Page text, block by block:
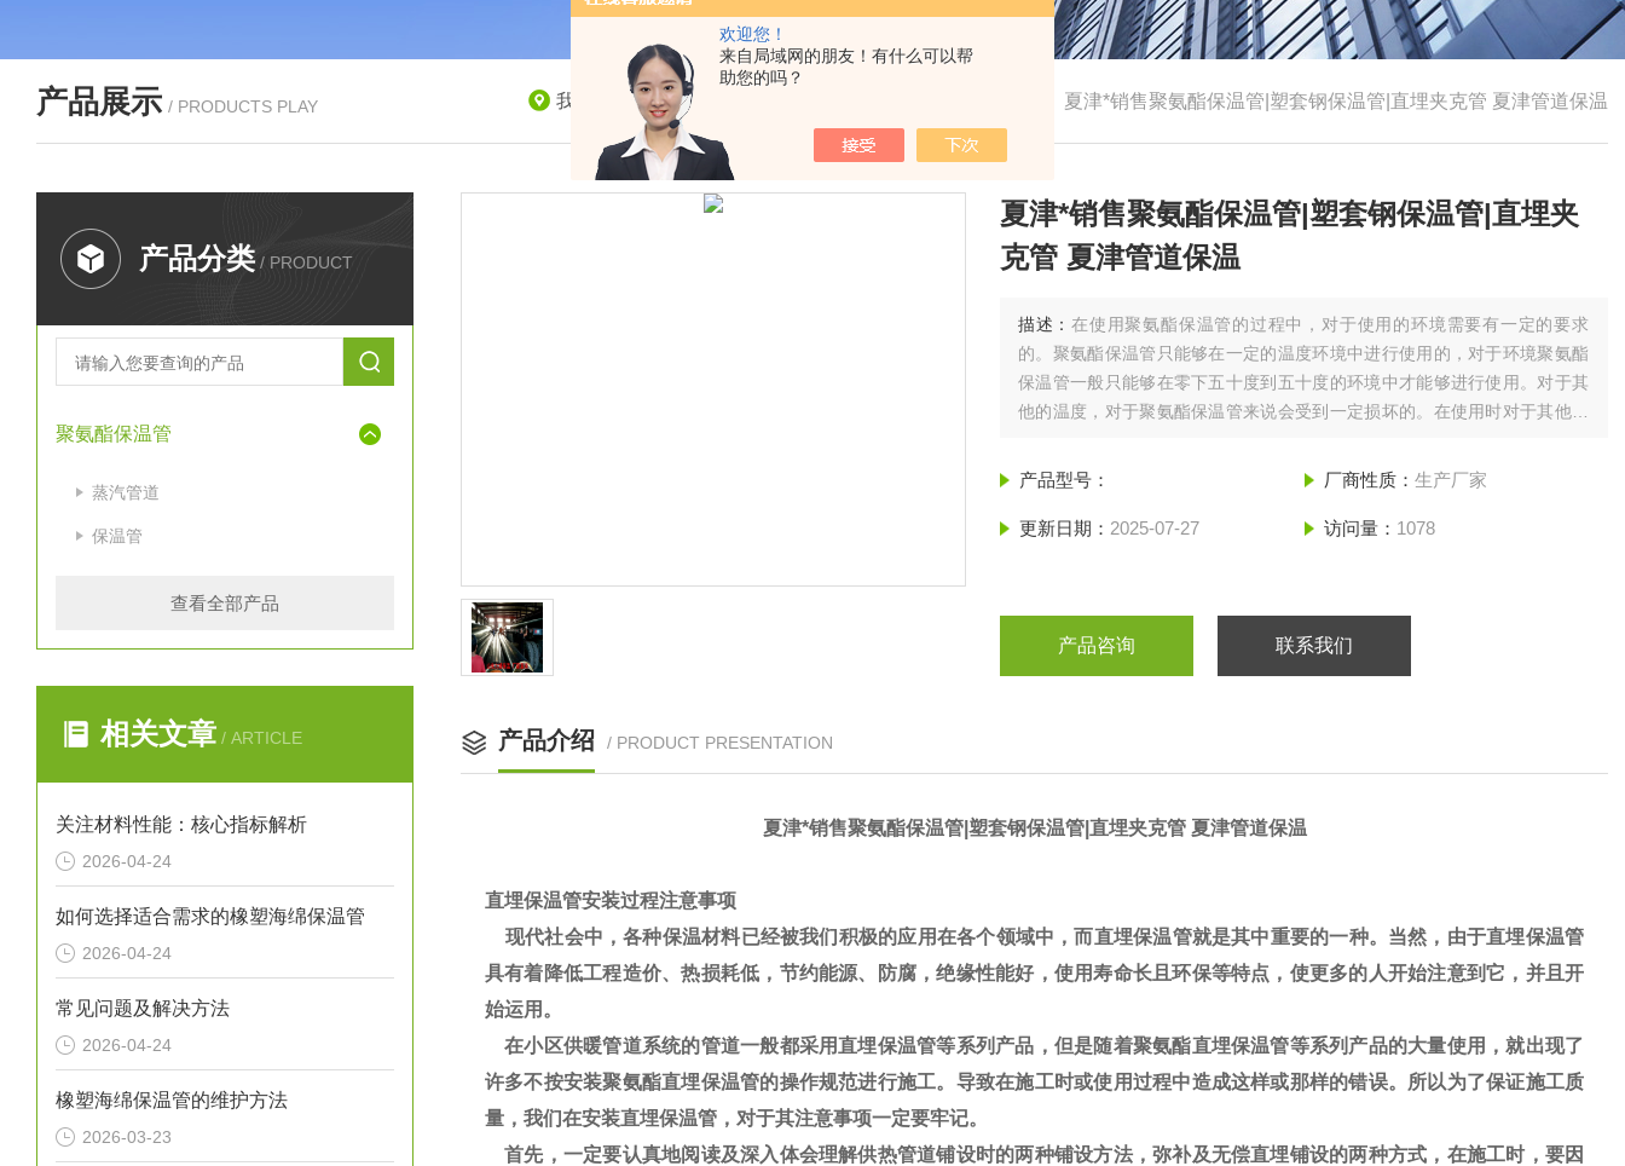
欢迎您！
来自局域网的朋友！有什么可以帮
助您的吗？
产品展示 / PRODUCTS PLAY 我的位置：首页> 夏津*销售聚氨酯保温管|塑套钢保温管|直埋夹克管 夏津管道保温
产品分类 / PRODUCT
聚氨酯保温管
蒸汽管道
保温管
查看全部产品
相关文章 / ARTICLE
关注材料性能：核心指标解析
2026-04-24
如何选择适合需求的橡塑海绵保温管
2026-04-24
常见问题及解决方法
2026-04-24
橡塑海绵保温管的维护方法
2026-03-23
夏津*销售聚氨酯保温管|塑套钢保温管|直埋夹
克管 夏津管道保温
描述：在使用聚氨酯保温管的过程中，对于使用的环境需要有一定的要求
的。聚氨酯保温管只能够在一定的温度环境中进行使用的，对于环境聚氨酯
保温管一般只能够在零下五十度到五十度的环境中才能够进行使用。对于其
他的温度，对于聚氨酯保温管来说会受到一定损坏的。在使用时对于其他的
保温管|塑套钢保温管|直埋夹克管 夏津管道保温
产品型号： 厂商性质： 生产厂家
更新日期： 2025-07-27 访问量： 1078
产品咨询 联系我们
产品介绍 / PRODUCT PRESENTATION
夏津*销售聚氨酯保温管|塑套钢保温管|直埋夹克管 夏津管道保温
直埋保温管安装过程注意事项
现代社会中，各种保温材料已经被我们积极的应用在各个领域中，而直埋保温管就是其中重要的一种。当然，由于直埋保温管
具有着降低工程造价、热损耗低，节约能源、防腐，绝缘性能好，使用寿命长且环保等特点，使更多的人开始注意到它，并且开
始运用。
在小区供暖管道系统的管道一般都采用直埋保温管等系列产品，但是随着聚氨酯直埋保温管等系列产品的大量使用，就出现了
许多不按安装聚氨酯直埋保温管的操作规范进行施工。导致在施工时或使用过程中造成这样或那样的错误。所以为了保证施工质
量，我们在安装直埋保温管，对于其注意事项一定要牢记。
首先，一定要认真地阅读及深入体会理解供热管道铺设时的两种铺设方法，弥补及无偿直埋铺设的两种方式，在施工时，要因